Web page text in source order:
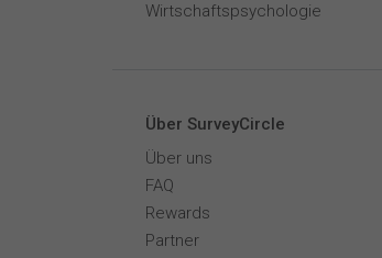
Wirtschaftspsychologie
Über SurveyCircle
Über uns
FAQ
Rewards
Partner